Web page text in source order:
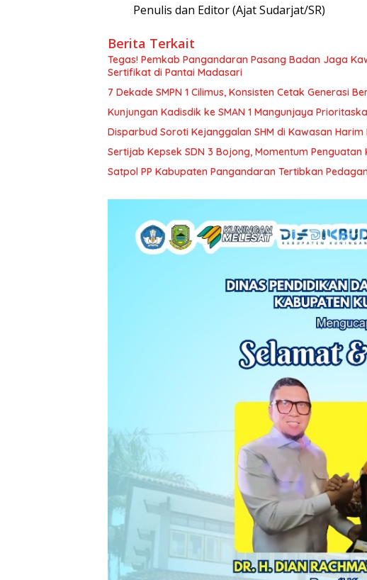
Penulis dan Editor (Ajat Sudarjat/SR)
Berita Terkait
Tegas! Pemkab Pangandaran Pasang Badan Jaga
Sertifikat di Pantai Madasari
7 Dekade SMPN 1 Cilimus, Konsisten Cetak Generasi
Kunjungan Kadisdik ke SMAN 1 Mangunjaya
Disparbud Soroti Kejanggalan SHM di Kawasan
Sertijab Kepsek SDN 3 Bojong, Momentum Penguatan
Satpol PP Kabupaten Pangandaran Tertibkan